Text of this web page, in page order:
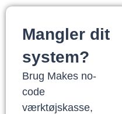
Mangler dit
system?
Brug Makes no-
code
værktøjskasse,